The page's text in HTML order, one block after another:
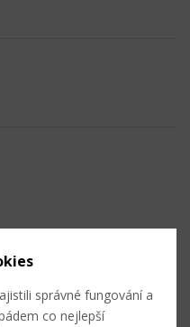
správné fungování a
co nejlepší